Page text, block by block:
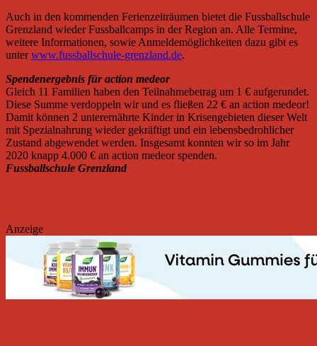
Auch in den kommenden Ferienzeiträumen bietet die Fussballschule
Grenzland wieder Fussballcamps in der Region an. Alle Termine,
weitere Informationen, sowie Anmeldemöglichkeiten dazu gibt es
unterwww.fussballschule-grenzland.de.
Spendenergebnis für action medeor
Gleich 11 Familien haben den Teilnahmebetrag um 1 € aufgerundet.
Diese Summe verdoppeln wir und es fließen 22 € an action medeor!
Damit können 2 unterernährte Kinder in Krisengebieten dieser Welt
mit Spezialnahrung wieder gekräftigt und ein lebensbedrohlicher
Zustand abgewendet werden. Insgesamt konnten wir so im Jahr
2020 knapp 4.000 € an action medeor spenden.
Fussballschule Grenzland
Anzeige